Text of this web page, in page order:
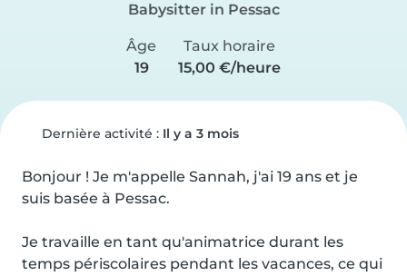
Babysitter in Pessac
Âge
19
Taux horaire
15,00 €/heure
Dernière activité : Il y a 3 mois
Bonjour ! Je m'appelle Sannah, j'ai 19 ans et je
suis basée à Pessac.
Je travaille en tant qu'animatrice durant les
temps périscolaires pendant les vacances, ce qui